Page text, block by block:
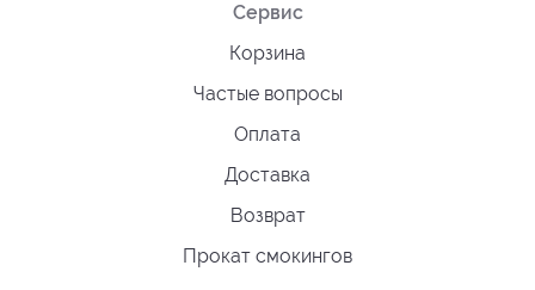
Сервис
Корзина
Частые вопросы
Оплата
Доставка
Возврат
Прокат смокингов